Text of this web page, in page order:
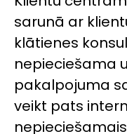
sarunā ar
klātienes
nepieciešama
pakalpojuma
veikt pats